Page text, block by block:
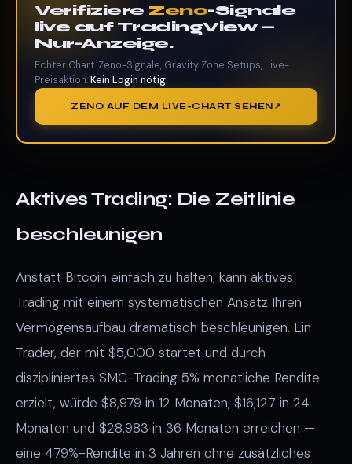
Verifiziere Zeno-Signale
live auf TradingView —
Nur-Anzeige.
Echter Chart. Zeno-Signale, Gravity Zone Setups, Live-
Preisaktion.Kein Login nötig.
ZENO AUF DEM LIVE-CHART SEHEN
Aktives Trading: Die Zeitlinie
beschleunigen
Anstatt Bitcoin einfach zu halten, kann aktives
Trading mit einem systematischen Ansatz Ihren
Vermögensaufbau dramatisch beschleunigen. Ein
Trader, der mit $5,000 startet und durch
diszipliniertes SMC-Trading 5% monatliche Rendite
erzielt, würde $8,979 in 12 Monaten, $16,127 in 24
Monaten und $28,983 in 36 Monaten erreichen —
eine 479%-Rendite in 3 Jahren ohne zusätzliches